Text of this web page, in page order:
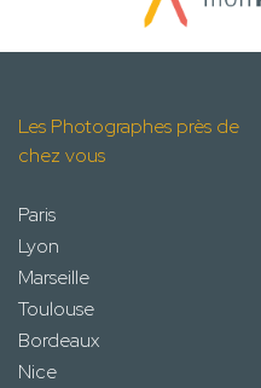
Les Photographes près de
chez vous
Paris
Lyon
Marseille
Toulouse
Bordeaux
Nice